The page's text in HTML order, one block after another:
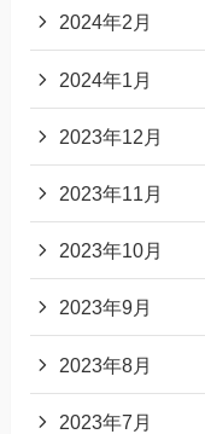
2024年2月
2024年1月
2023年12月
2023年11月
2023年10月
2023年9月
2023年8月
2023年7月